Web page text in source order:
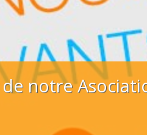
notre